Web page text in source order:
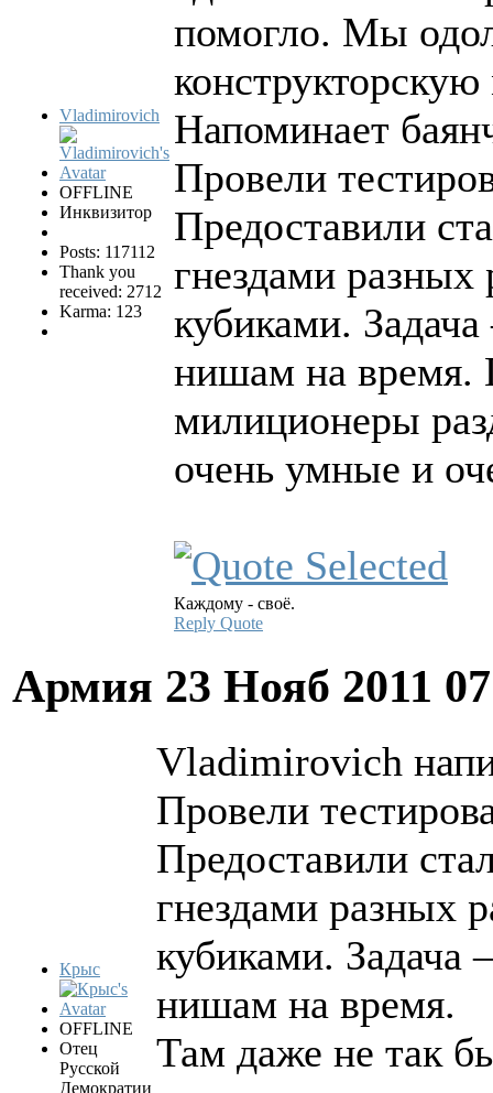
Vladimirovich
OFFLINE
Инквизитор
Posts: 117112
Thank you
received: 2712
Karma: 123
помогло. Мы
Напоминает
Провели
Предоставили
гнездами
кубиками.
нишам на время.
милиционеры
очень умные и
Каждому - своё.
Reply Quote
Армия 23 Нояб 2011
Крыс
OFFLINE
Отец
Русской
Демократии
Vladimirovich
Провели
Предоставили
гнездами разных
кубиками. Задача
нишам на время.
Там даже не так